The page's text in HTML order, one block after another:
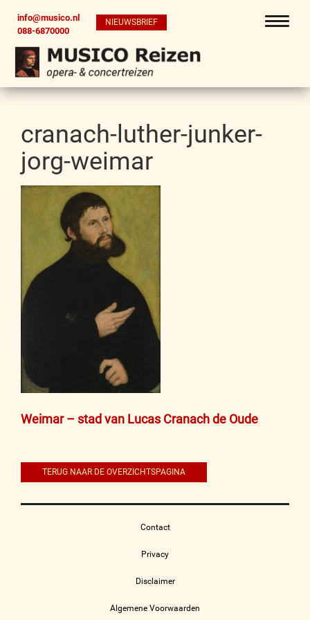
info@musico.nl
088-6870000
NIEUWSBRIEF
cranach-luther-junker-
jorg-weimar
Bericht
Weimar – stad van Lucas Cranach de Oude
TERUG NAAR DE OVERZICHTSPAGINA
Contact
Privacy
Disclaimer
Algemene Voorwaarden